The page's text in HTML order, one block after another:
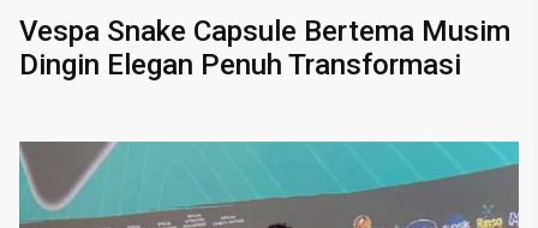
Vespa Snake Capsule Bertema Musim
Dingin Elegan Penuh Transformasi